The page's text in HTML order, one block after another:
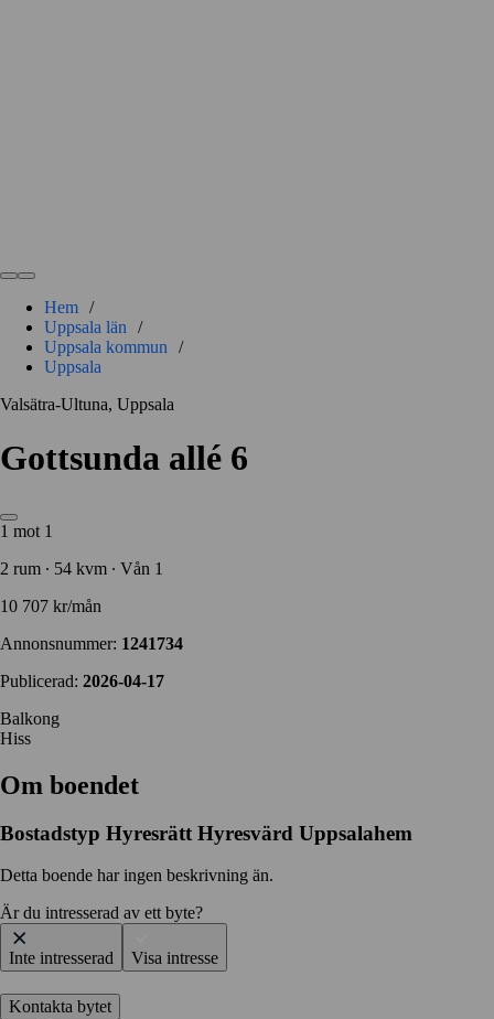
Hem /
Uppsala län
/
Uppsala kommun
/
Uppsala
Valsätra-Ultuna, Uppsala
Gottsunda allé 6
1 mot 1
2 rum ∙ 54 kvm ∙ Vån 1
10 707 kr/mån
Annonsnummer: 1241734
Publicerad: 2026-04-17
Balkong
Hiss
Om boendet
Bostadstyp Hyresrätt Hyresvärd Uppsalahem
Detta boende har ingen beskrivning än.
Är du intresserad av ett byte?
Inte intresserad Visa intresse
Kontakta bytet